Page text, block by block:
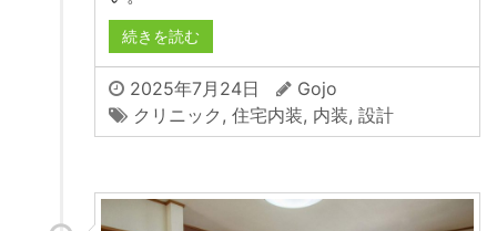
続きを読む
2025年7月24日
Gojo
クリニック , 住宅内装, 内装, 設計